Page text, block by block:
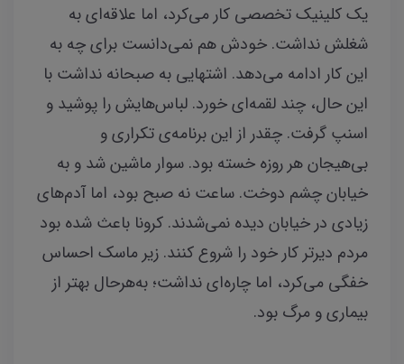
یک کلینیک تخصصی کار می‌کرد، اما علاقه‌ای به
شغلش نداشت. خودش هم نمی‌دانست برای چه به
این کار ادامه می‌دهد. اشتهایی به صبحانه نداشت با
این حال، چند لقمه‌ای خورد. لباس‌هایش را پوشید و
اسنپ گرفت. چقدر از این برنامه‌ی تکراری و
بی‌هیجان هر روزه خسته بود. سوار ماشین شد و به
خیابان چشم دوخت. ساعت نه صبح بود، اما آدم‌های
زیادی در خیابان دیده نمی‌شدند. کرونا باعث شده بود
مردم دیرتر کار خود را شروع کنند. زیر ماسک احساس
خفگی می‌کرد، اما چاره‌ای نداشت؛ به‌هرحال بهتر از
بیماری و مرگ بود.